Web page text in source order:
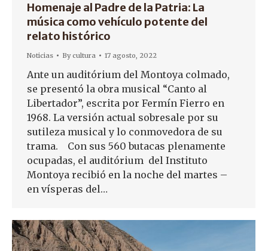
Homenaje al Padre de la Patria: La
música como vehículo potente del
relato histórico
Noticias Bycultura 17 agosto, 2022
Ante un auditórium del Montoya colmado,
se presentó la obra musical “Canto al
Libertador”, escrita por Fermín Fierro en
1968. La versión actual sobresale por su
sutileza musical y lo conmovedora de su
trama. Con sus 560 butacas plenamente
ocupadas, el auditórium del Instituto
Montoya recibió en la noche del martes –
en vísperas del…